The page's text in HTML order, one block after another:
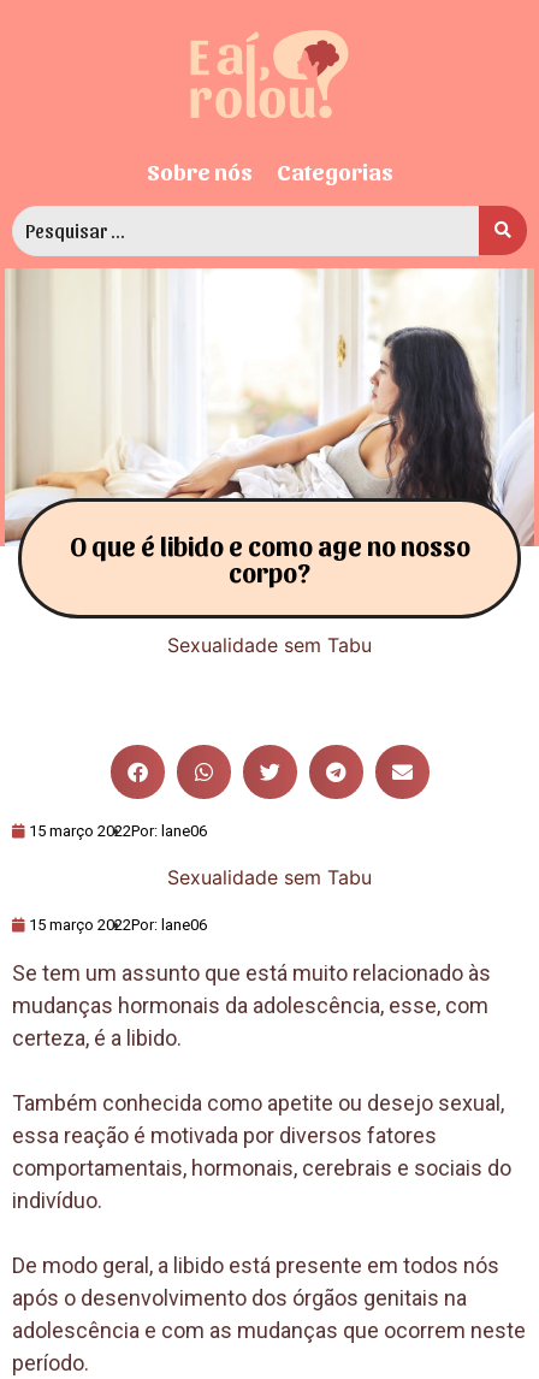
Sobre nós Categorias
O que é libido e como age no nosso
corpo?
Sexualidade sem Tabu
15 março 2022Por: lane06
Sexualidade sem Tabu
15 março 2022Por: lane06
Se tem um assunto que está muito relacionado às
mudanças hormonais da adolescência, esse, com
certeza, é a libido.
Também conhecida como apetite ou desejo sexual,
essa reação é motivada por diversos fatores
comportamentais, hormonais, cerebrais e sociais do
indivíduo.
De modo geral, a libido está presente em todos nós
após o desenvolvimento dos órgãos genitais na
adolescência e com as mudanças que ocorrem neste
período.